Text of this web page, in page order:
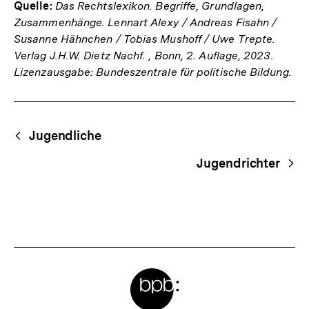
Quelle: Das Rechtslexikon. Begriffe, Grundlagen,
Zusammenhänge. Lennart Alexy / Andreas Fisahn /
Susanne Hähnchen / Tobias Mushoff / Uwe Trepte.
Verlag J.H.W. Dietz Nachf. , Bonn, 2. Auflage, 2023.
Lizenzausgabe: Bundeszentrale für politische Bildung.
Begriffsnavigation
Content-
Navigation
Jugendliche
Jugendrichter